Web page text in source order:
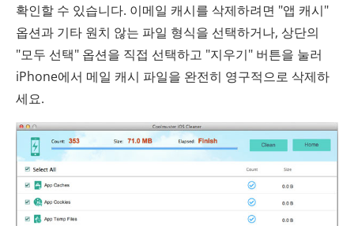
확인할 수 있습니다. 이메일 캐시를 삭제하려면 "앱 캐시"
옵션과 기타 원치 않는 파일 형식을 선택하거나, 상단의
"모두 선택" 옵션을 직접 선택하고 "지우기" 버튼을 눌러
iPhone에서 메일 캐시 파일을 완전히 영구적으로 삭제하
세요.